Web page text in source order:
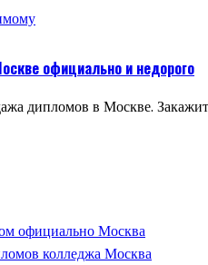
официально и недорого
дипломов в Москве.
официально Москва
колледжа Москва